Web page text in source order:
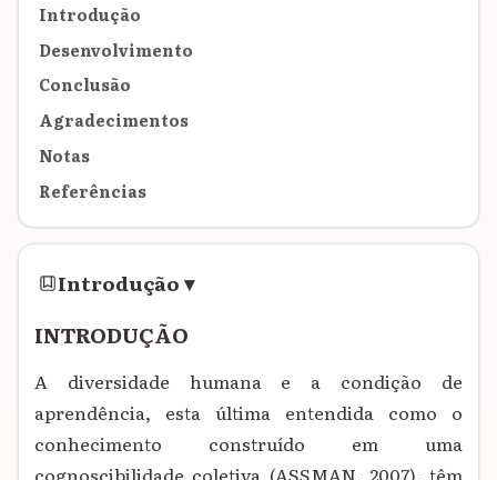
Introdução
Desenvolvimento
Conclusão
Agradecimentos
Notas
Referências
Introdução▾
INTRODUÇÃO
A diversidade humana e a condição de
aprendência, esta última entendida como o
conhecimento construído em uma
cognoscibilidade coletiva (ASSMAN, 2007), têm